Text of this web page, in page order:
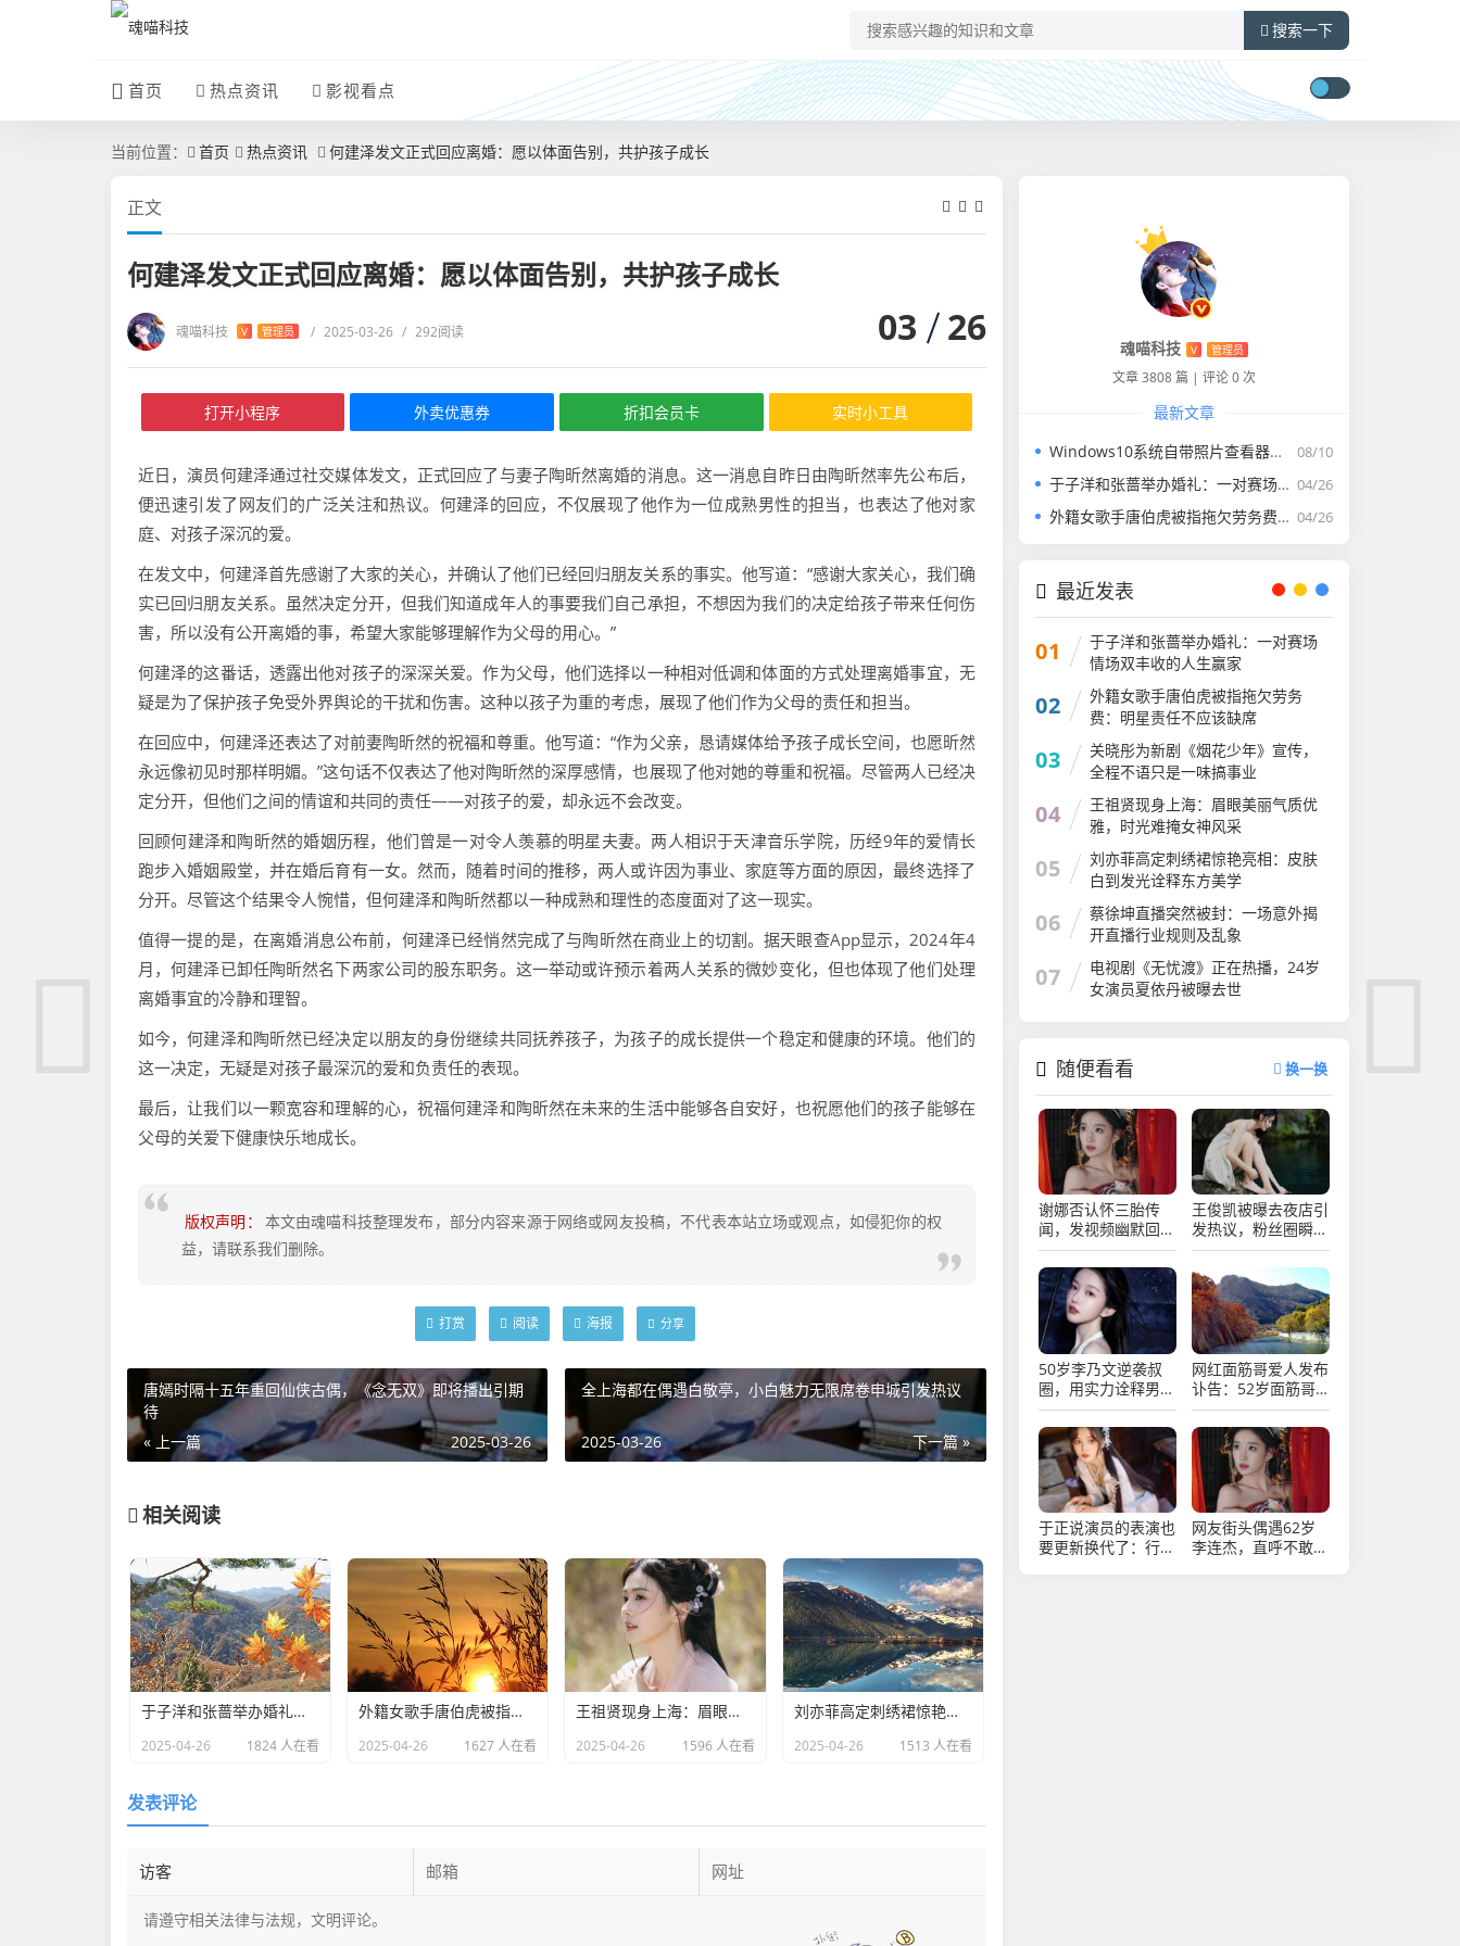
搜索一下
首页 热点资讯 影视看点
当前位置： 首页 热点资讯 何建泽发文正式回应离婚：愿以体面告别，共护孩子成长
正文
何建泽发文正式回应离婚：愿以体面告别，共护孩子成长
魂喵科技 V 管理员 / 2025-03-26 / 292阅读 03 26
打开小程序 外卖优惠券 折扣会员卡 实时小工具
近日，演员何建泽通过社交媒体发文，正式回应了与妻子陶昕然离婚的消息。这一消息自昨日由陶昕然率先公布后，
便迅速引发了网友们的广泛关注和热议。何建泽的回应，不仅展现了他作为一位成熟男性的担当，也表达了他对家
庭、对孩子深沉的爱。
在发文中，何建泽首先感谢了大家的关心，并确认了他们已经回归朋友关系的事实。他写道：“感谢大家关心，我们确
实已回归朋友关系。虽然决定分开，但我们知道成年人的事要我们自己承担，不想因为我们的决定给孩子带来任何伤
害，所以没有公开离婚的事，希望大家能够理解作为父母的用心。”
何建泽的这番话，透露出他对孩子的深深关爱。作为父母，他们选择以一种相对低调和体面的方式处理离婚事宜，无
疑是为了保护孩子免受外界舆论的干扰和伤害。这种以孩子为重的考虑，展现了他们作为父母的责任和担当。
在回应中，何建泽还表达了对前妻陶昕然的祝福和尊重。他写道：“作为父亲，恳请媒体给予孩子成长空间，也愿昕然
永远像初见时那样明媚。”这句话不仅表达了他对陶昕然的深厚感情，也展现了他对她的尊重和祝福。尽管两人已经决
定分开，但他们之间的情谊和共同的责任——对孩子的爱，却永远不会改变。
回顾何建泽和陶昕然的婚姻历程，他们曾是一对令人羡慕的明星夫妻。两人相识于天津音乐学院，历经9年的爱情长
跑步入婚姻殿堂，并在婚后育有一女。然而，随着时间的推移，两人或许因为事业、家庭等方面的原因，最终选择了
分开。尽管这个结果令人惋惜，但何建泽和陶昕然都以一种成熟和理性的态度面对了这一现实。
值得一提的是，在离婚消息公布前，何建泽已经悄然完成了与陶昕然在商业上的切割。据天眼查App显示，2024年4
月，何建泽已卸任陶昕然名下两家公司的股东职务。这一举动或许预示着两人关系的微妙变化，但也体现了他们处理
离婚事宜的冷静和理智。
如今，何建泽和陶昕然已经决定以朋友的身份继续共同抚养孩子，为孩子的成长提供一个稳定和健康的环境。他们的
这一决定，无疑是对孩子最深沉的爱和负责任的表现。
最后，让我们以一颗宽容和理解的心，祝福何建泽和陶昕然在未来的生活中能够各自安好，也祝愿他们的孩子能够在
父母的关爱下健康快乐地成长。
版权声明：
本文由魂喵科技整理发布，部分内容来源于网络或网友投稿，不代表本站立场或观点，如侵犯你的权
益，请联系我们删除。
打赏 阅读 海报 分享
唐嫣时隔十五年重回仙侠古偶，《念无双》即将播出引期
待
« 上一篇
2025-03-26
全上海都在偶遇白敬亭，小白魅力无限席卷申城引发热议
下一篇 »
2025-03-26
相关阅读
于子洋和张蔷举办婚礼：一对赛场情场双丰收的人生赢家​
2025-04-26 1824 人在看
外籍女歌手唐伯虎被指拖欠劳务费：明星责任不应该缺席​
2025-04-26 1627 人在看
王祖贤现身上海：眉眼美丽气质优雅，时光难掩女神风采
2025-04-26 1596 人在看
​刘亦菲高定刺绣裙惊艳亮相：皮肤白到发光诠释东方美学​
2025-04-26 1513 人在看
发表评论
魂喵科技 V 管理员
文章 3808 篇 | 评论 0 次
最新文章
08/10
Windows10系统自带照片查看器没有了怎么找回
04/26
于子洋和张蔷举办婚礼：一对赛场情场双丰收的人生赢家​
04/26
外籍女歌手唐伯虎被指拖欠劳务费：明星责任不应该缺席​
最近发表
01
于子洋和张蔷举办婚礼：一对赛场
情场双丰收的人生赢家​
02
外籍女歌手唐伯虎被指拖欠劳务
费：明星责任不应该缺席​
03
关晓彤为新剧《烟花少年》宣传，
全程不语只是一味搞事业
04
王祖贤现身上海：眉眼美丽气质优
雅，时光难掩女神风采
05
​刘亦菲高定刺绣裙惊艳亮相：皮肤
白到发光诠释东方美学​
06
蔡徐坤直播突然被封：一场意外揭
开直播行业规则​及乱象
07
电视剧《无忧渡》正在热播，24岁
女演员夏依丹被曝去世
随便看看 换一换
谢娜否认怀三胎传
闻，发视频幽默回
应，网友热议不断
王俊凯被曝去夜店引
发热议，粉丝圈瞬间
炸锅乱成一锅粥
50岁李乃文逆袭叔
圈，用实力诠释男演
员的魅力与坚持
网红面筋哥爱人发布
讣告：52岁面筋哥
因病于凌晨去世
于正说演员的表演也
要更新换代了：行业
网友街头偶遇62岁
李连杰，直呼不敢